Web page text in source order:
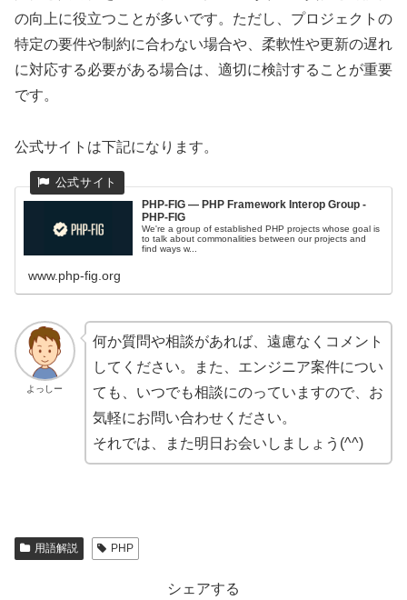
の向上に役立つことが多いです。ただし、プロジェクトの
特定の要件や制約に合わない場合や、柔軟性や更新の遅れ
に対応する必要がある場合は、適切に検討することが重要
です。
公式サイトは下記になります。
PHP-FIG — PHP Framework Interop Group -
PHP-FIG
We're a group of established PHP projects whose goal is
to talk about commonalities between our projects and
find ways w...
www.php-fig.org
よっしー
何か質問や相談があれば、遠慮なくコメント
してください。また、エンジニア案件につい
ても、いつでも相談にのっていますので、お
気軽にお問い合わせください。
それでは、また明日お会いしましょう(^^)
用語解説 PHP
シェアする